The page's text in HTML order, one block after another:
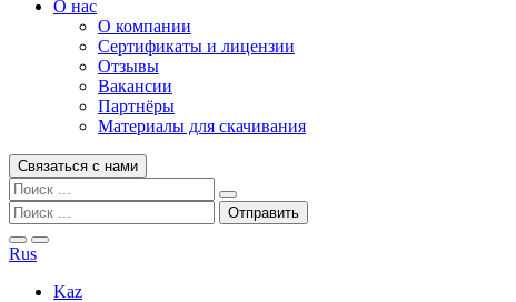
О нас
О компании
Сертификаты и лицензии
Отзывы
Вакансии
Партнёры
Материалы для скачивания
Связаться с нами
Rus
Kaz